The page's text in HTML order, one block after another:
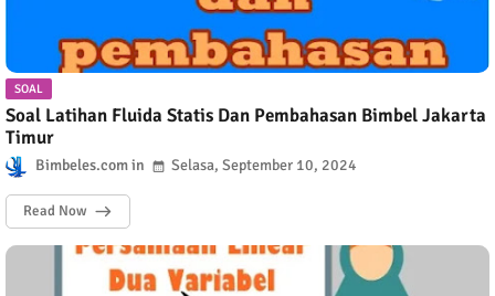
SOAL
Soal Latihan Fluida Statis Dan Pembahasan Bimbel Jakarta
Timur
Bimbeles.com Selasa, September 10, 2024
Read Now